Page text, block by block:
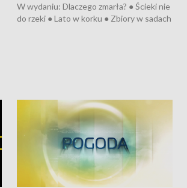
W wydaniu: Dlaczego zmarła? ● Ścieki nie
do rzeki ● Lato w korku ● Zbiory w sadach